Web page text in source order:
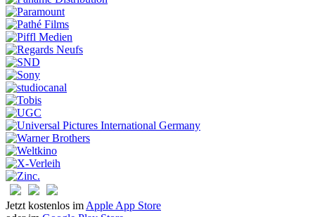
Jetzt kostenlos im Apple App Store